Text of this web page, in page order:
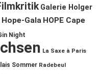
Galerie Holger
Hope-Gala HOPE Cape
Night
La Saxe à Paris
Sommer Radebeul